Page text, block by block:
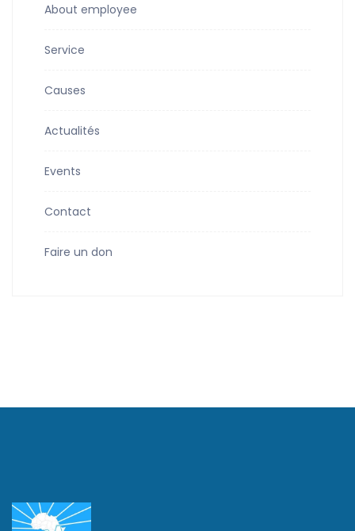
About employee
Service
Causes
Actualités
Events
Contact
Faire un don